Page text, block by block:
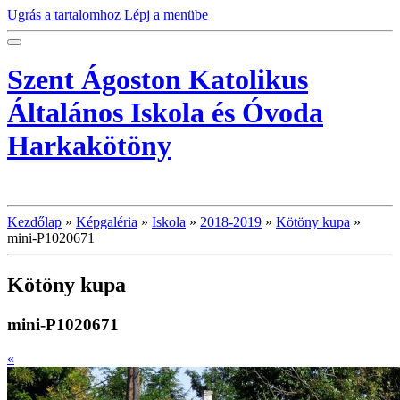
Ugrás a tartalomhoz Lépj a menübe
Szent Ágoston Katolikus
Általános Iskola és Óvoda
Harkakötöny
Kezdőlap » Képgaléria » Iskola » 2018-2019 » Kötöny kupa »
mini-P1020671
Kötöny kupa
mini-P1020671
«